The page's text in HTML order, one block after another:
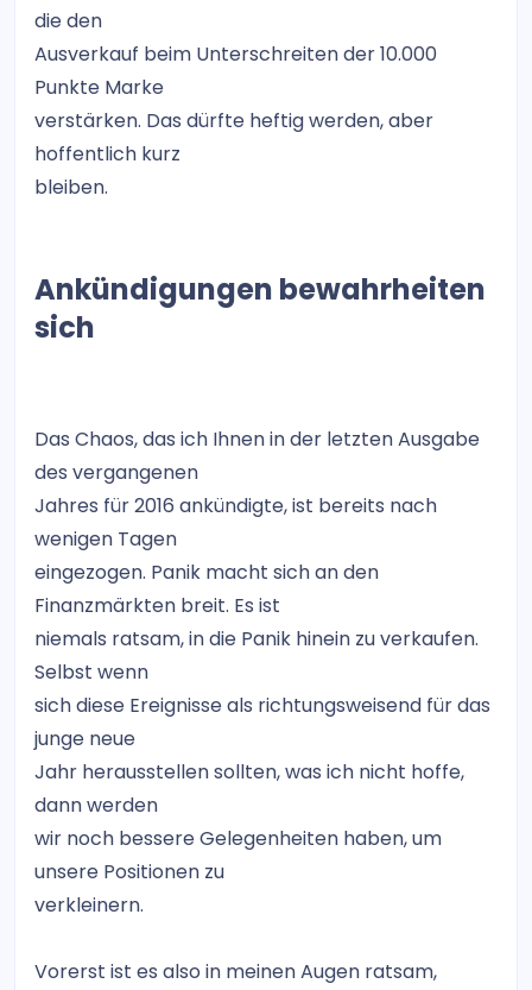
die den
Ausverkauf beim Unterschreiten der 10.000
Punkte Marke
verstärken. Das dürfte heftig werden, aber
hoffentlich kurz
bleiben.
Ankündigungen bewahrheiten
sich
Das Chaos, das ich Ihnen in der letzten Ausgabe
des vergangenen
Jahres für 2016 ankündigte, ist bereits nach
wenigen Tagen
eingezogen. Panik macht sich an den
Finanzmärkten breit. Es ist
niemals ratsam, in die Panik hinein zu verkaufen.
Selbst wenn
sich diese Ereignisse als richtungsweisend für das
junge neue
Jahr herausstellen sollten, was ich nicht hoffe,
dann werden
wir noch bessere Gelegenheiten haben, um
unsere Positionen zu
verkleinern.
Vorerst ist es also in meinen Augen ratsam,